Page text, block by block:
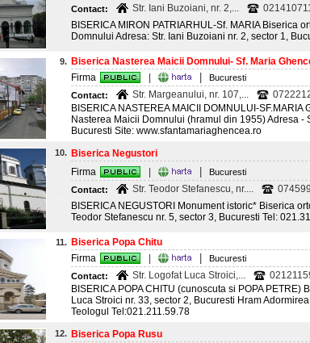
Contact:
Str. Iani Buzoiani, nr. 2,...
BISERICA MIRON PATRIARHUL-Sf. MARIA Biserica
Domnului Adresa: Str. Iani Buzoiani nr. 2, sector 1,
9. Biserica Nasterea Maicii Domnului- Sf. Maria
Firma
Bucuresti
Contact:
Str. Margeanului, nr. 107,...
BISERICA NASTEREA MAICII DOMNULUI-
Nasterea Maicii Domnului (hramul din 1955) Adresa -
Bucuresti Site: www.sfantamariaghencea.ro
10. Biserica Negustori
Firma
Bucuresti
Contact:
Str. Teodor Stefanescu, nr....
BISERICA NEGUSTORI Monument istoric* Biserica
Teodor Stefanescu nr. 5, sector 3, Bucuresti Tel:
11. Biserica Popa Chitu
Firma
Bucuresti
Contact:
Str. Logofat Luca Stroici,...
BISERICA POPA CHITU (cunoscuta si POPA PETRE)
Luca Stroici nr. 33, sector 2, Bucuresti Hram
Teologul Tel:021.211.59.78
12. Biserica Popa Rusu